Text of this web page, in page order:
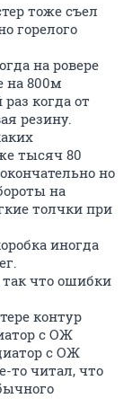
тоже съел
горелого
на ровере
на 800м
когда от
резину.
тысяч 80
но
на
толчки при
иногда
так что ошибки
контур
с ОЖ
с ОЖ
то читал, что